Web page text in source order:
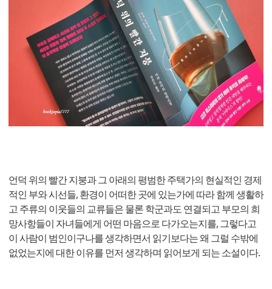
언덕 위의 빨간 지붕과 그 아래의 평범한 주택가의 현실적인 경제
적인 부와 시선들, 환경이 어떠한 곳에 있는가에 따라 함께 생활하
고 주류의 이웃들의 교류들은 물론 학군과도 연결되고 부모의 희
망사항들이 자녀들에게 어떤 마음으로 다가오는지를, 그렇다고
이 사람이 범인이구나를 생각하면서 읽기보다는 왜 그럴 수밖에
없었는지에 대한 이유를 먼저 생각하며 읽어보게 되는 소설이다.